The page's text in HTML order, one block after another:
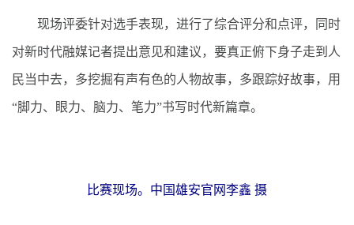
现场评委针对选手表现，进行了综合评分和点评，同时
对新时代融媒记者提出意见和建议，要真正俯下身子走到人
民当中去，多挖掘有声有色的人物故事，多跟踪好故事，用
“脚力、眼力、脑力、笔力”书写时代新篇章。
比赛现场。中国雄安官网李鑫 摄